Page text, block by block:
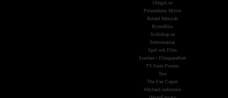
Othgirl.se
Prometheus Movie
Retard Messiah
Rymdfilm
Scifishop.se
Seriesmaniac
Spel och Film
Syndare i Filmparadiset
TV-Serie Posters
Tess
The Fan Carpet
Weyland industries